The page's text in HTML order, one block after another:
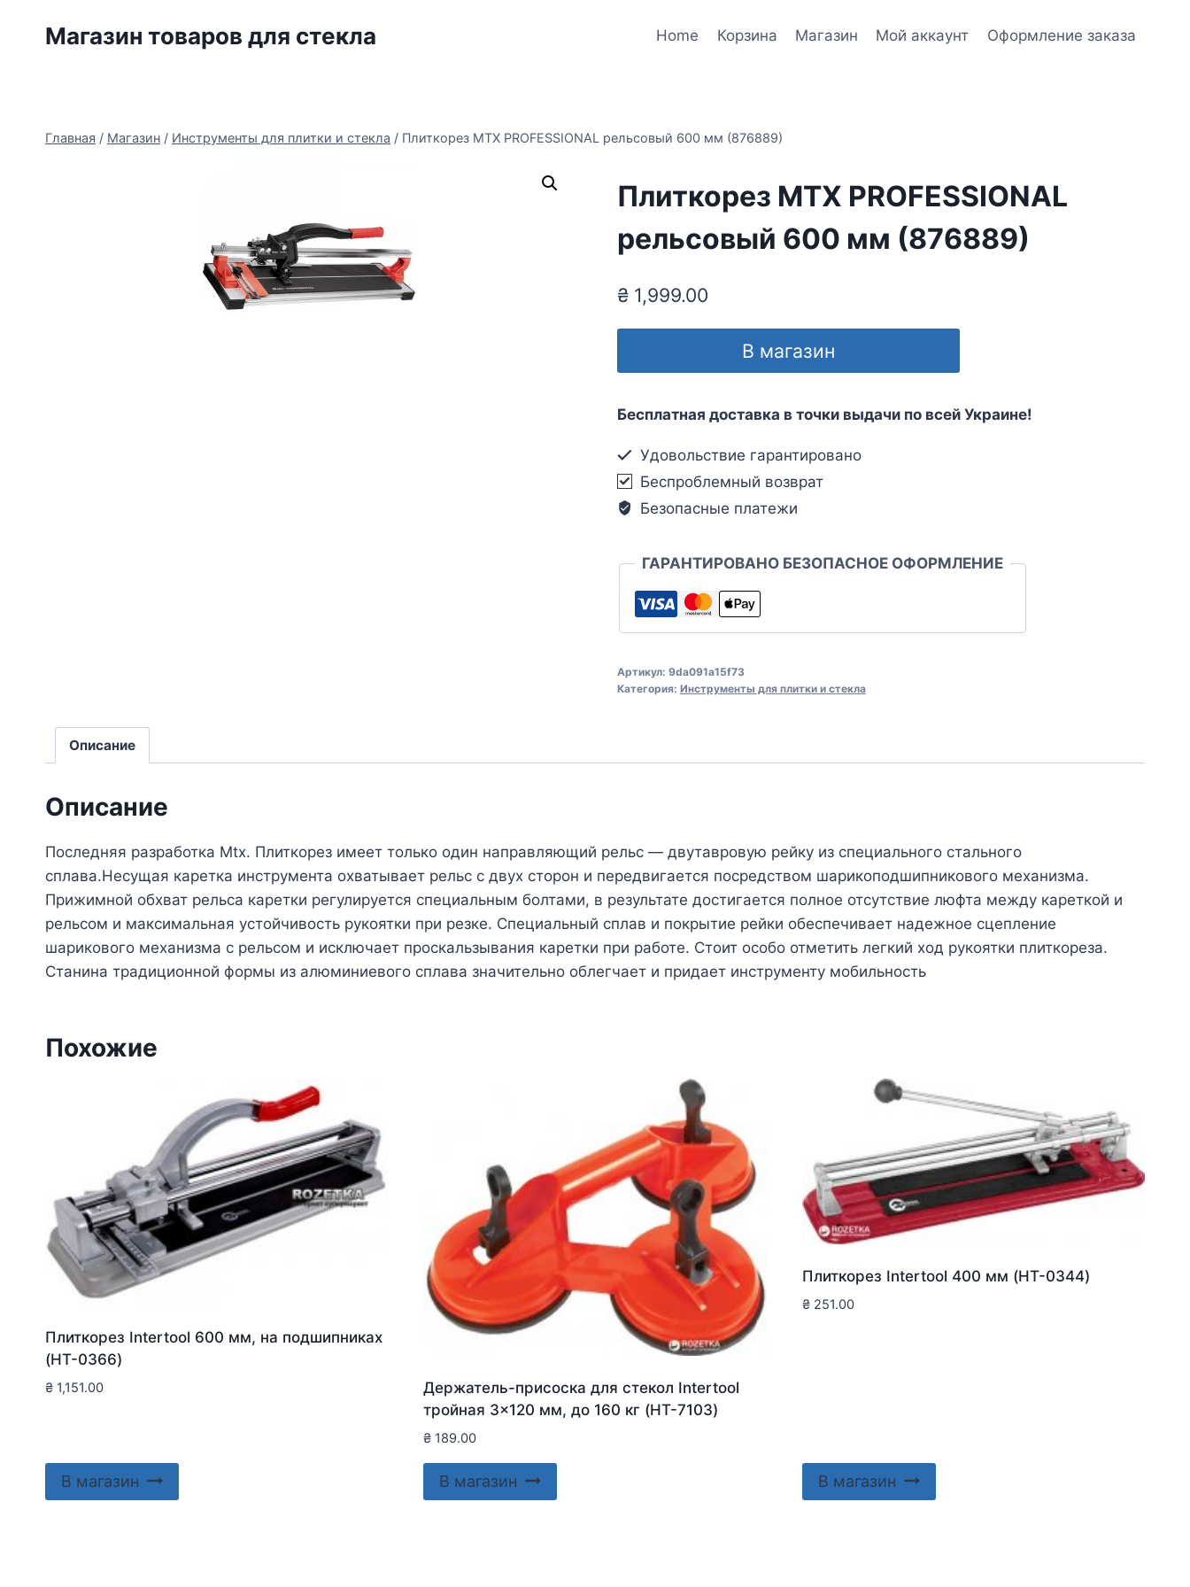
Магазин товаров для стекла Home Корзина Магазин Мой аккаунт Оформление заказа
Главная / Магазин / Инструменты для плитки и стекла / Плиткорез MTX PROFESSIONAL рельсовый 600 мм (876889)
Плиткорез MTX PROFESSIONAL
рельсовый 600 мм (876889)
₴1,999.00
В магазин
Бесплатная доставка в точки выдачи по всей Украине!
Удовольствие гарантировано
Беспроблемный возврат
Безопасные платежи
ГАРАНТИРОВАНО БЕЗОПАСНОЕ ОФОРМЛЕНИЕ
Артикул: 9da091a15f73
Категория: Инструменты для плитки и стекла
Описание
Описание
Последняя разработка Mtx. Плиткорез имеет только один направляющий рельс — двутавровую рейку из специального стального
сплава.Несущая каретка инструмента охватывает рельс с двух сторон и передвигается посредством шарикоподшипникового механизма.
Прижимной обхват рельса каретки регулируется специальным болтами, в результате достигается полное отсутствие люфта между кареткой и
рельсом и максимальная устойчивость рукоятки при резке. Специальный сплав и покрытие рейки обеспечивает надежное сцепление
шарикового механизма с рельсом и исключает проскальзывания каретки при работе. Стоит особо отметить легкий ход рукоятки плиткореза.
Станина традиционной формы из алюминиевого сплава значительно облегчает и придает инструменту мобильность
Похожие
Плиткорез Intertool 600 мм, на подшипниках
(HT-0366)
₴ 1,151.00
В магазин
Держатель-присоска для стекол Intertool
тройная 3×120 мм, до 160 кг (HT-7103)
₴ 189.00
В магазин
Плиткорез Intertool 400 мм (HT-0344)
₴251.00
В магазин